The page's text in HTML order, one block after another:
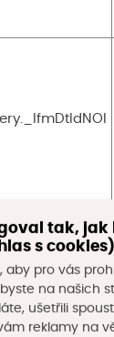
tak, jak
s cookies)
aby pro vás
na našich
ušetřili
reklamy na